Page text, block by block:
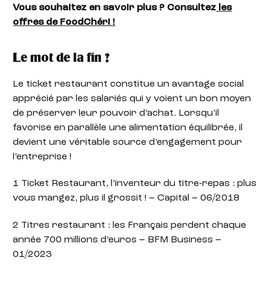
Vous souhaitez en savoir plus ? Consultez les
offres de FoodChéri !
Le mot de la fin ?
Le ticket restaurant constitue un avantage social
apprécié par les salariés qui y voient un bon moyen
de préserver leur pouvoir d’achat. Lorsqu’il
favorise en parallèle une alimentation équilibrée, il
devient une véritable source d’engagement pour
l’entreprise !
1 Ticket Restaurant, l’inventeur du titre-repas : plus
vous mangez, plus il grossit ! – Capital – 06/2018
2 Titres restaurant : les Français perdent chaque
année 700 millions d’euros – BFM Business –
01/2023